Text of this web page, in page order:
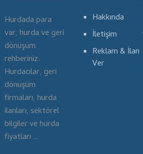
Hurdada para
var, hurda ve geri
dönüşüm
rehberiniz.
Hurdacılar, geri
dönüşüm
firmaları, hurda
ilanları, sektörel
bilgiler ve hurda
fiyatları …
Hakkında
İletişim
Reklam & İlan
Ver